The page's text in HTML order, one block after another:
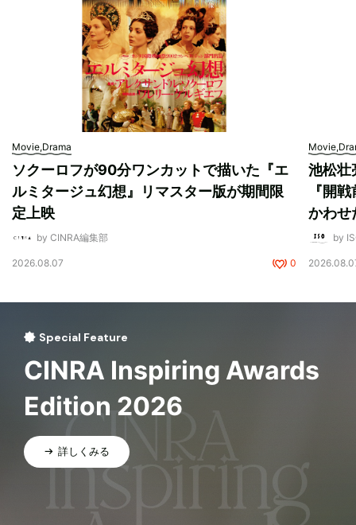
Movie,Drama
ソクーロフが90分ワンカットで描いた『エ
ルミタージュ幻想』リマスター版が期間限
定上映
by CINRA編集部
2026.08.07 0
池松壮
『開
かわせ
by
Special Feature
CINRA Inspiring Awards
Edition 2026
詳しくみる